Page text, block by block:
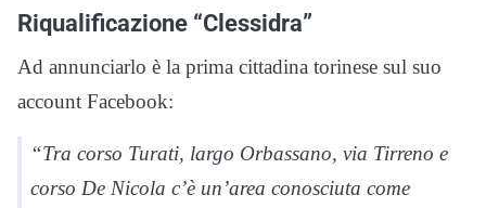
Riqualificazione “Clessidra”
Ad annunciarlo è la prima cittadina torinese sul suo
account Facebook:
“Tra corso Turati, largo Orbassano, via Tirreno e
corso De Nicola c’è un’area conosciuta come